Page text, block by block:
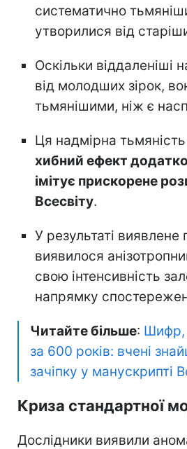
систематично
утворилися від
Оскільки віддаленіші
від молодших зірок,
тьмянішими, ніж є
Ця надмірна
хибний ефект
імітує прискорене
Всесвіту.
У результаті
виявилося
свою інтенсивність
напрямку
Читайте більше: Шифр,
за 600 років: вчені
зачіпку у манускрипті
Криза стандартної
Дослідники виявили